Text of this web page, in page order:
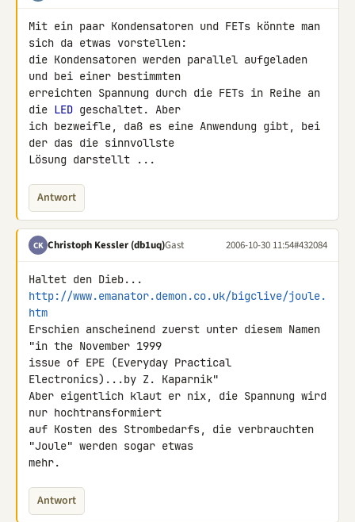
Mit ein paar Kondensatoren und FETs könnte man
sich da etwas vorstellen:
die Kondensatoren werden parallel aufgeladen
und bei einer bestimmten
erreichten Spannung durch die FETs in Reihe an
die LED geschaltet. Aber
ich bezweifle, daß es eine Anwendung gibt, bei
der das die sinnvollste
Lösung darstellt ...
Antwort
CK Christoph Kessler (db1uq)Gast 2006-10-30 11:54#432084
http://www.emanator.demon.co.uk/bigclive/joule.
htm
Erschien anscheinend zuerst unter diesem Namen
"in the November 1999
issue of EPE (Everyday Practical
Electronics)...by Z. Kaparnik"
Aber eigentlich klaut er nix, die Spannung wird
nur hochtransformiert
auf Kosten des Strombedarfs, die verbrauchten
"Joule" werden sogar etwas
mehr.
Antwort